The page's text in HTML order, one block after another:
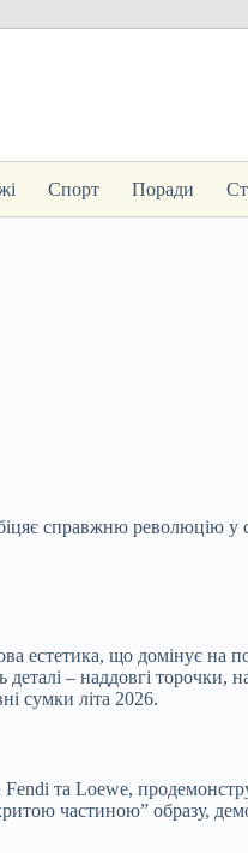
Спорт Поради
справжню революцію у
що домінує на
– наддовгі торочки,
сумки літа 2026.
та Loewe,
частиною” образу,